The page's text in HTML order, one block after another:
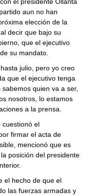
aun no han
elección de la
decir que bajo su
que el ejecutivo
su mandato.
julio, pero yo creo
que el ejecutivo tenga
quien va a ser,
nosotros, lo estamos
a la prensa.
cuestionó el
firmar el acta de
mencionó que es
posición del presidente
el hecho de que el
las fuerzas armadas y